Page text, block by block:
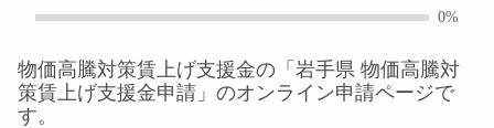
0%
物価高騰対策賃上げ支援金の「 岩手県 物価高騰対
策賃上げ支援金申請 」のオンライン申請ページで
す。